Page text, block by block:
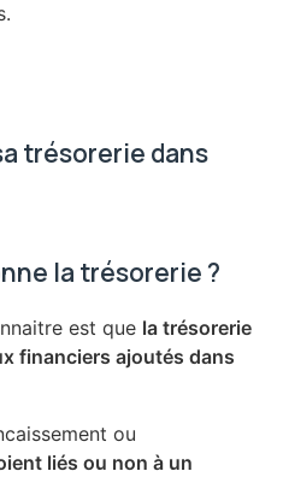
trésorerie dans
la trésorerie ?
est que la trésorerie
financiers ajoutés dans
ou
liés ou non à un